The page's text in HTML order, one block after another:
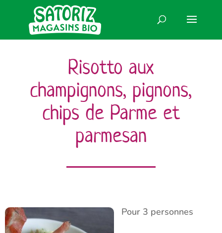
Risotto aux
champignons, pignons,
chips de Parme et
parmesan
Pour 3 personnes